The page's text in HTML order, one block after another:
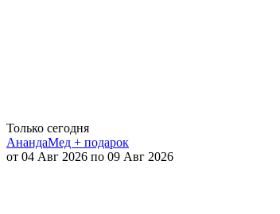
Только сегодня
АнандаМед + подарок
от 04 Авг 2026 по 09 Авг 2026